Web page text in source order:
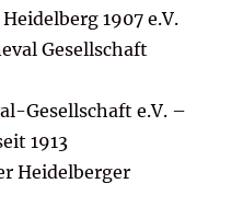
1907 e.V.
Gesellschaft
Gesellschaft e.V. –
1913
Heidelberger